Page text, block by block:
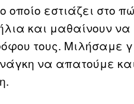
οποίο εστιάζει στο
και μαθαίνουν να
τους. Μιλήσαμε
να απατούμε